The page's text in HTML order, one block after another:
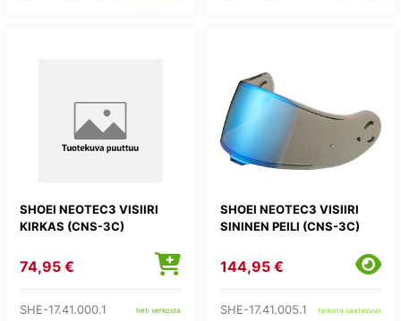
SHOEI NEOTEC3 VISIIRI
KIRKAS (CNS-3C)
74,95 €
SHE-17.41.000.1 heti verkosta
SHOEI NEOTEC3 VISIIRI
SININEN PEILI (CNS-3C)
144,95 €
SHE-17.41.005.1 tarkista saatavuus